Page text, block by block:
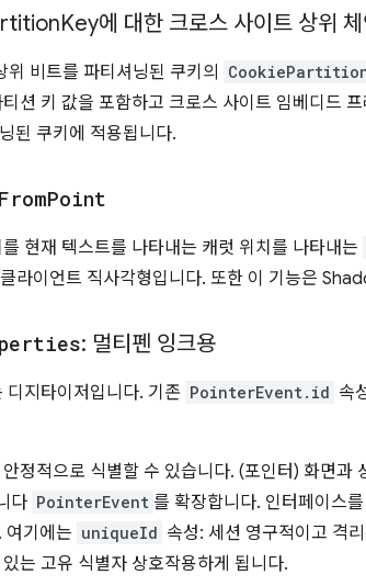
Key에 대한 크로스 사이트 상위
비트를 파티셔닝된 쿠키의
션 키 값을 포함하고 크로스 사이트 임베디드
된 쿠키에 적용됩니다.
FromPoint
현재 텍스트를 나타내는 캐럿 위치를 나타내는
라이언트 직사각형입니다. 또한 이 기능은
: 멀티펜 잉크용
디지타이저입니다. 기존 PointerEvent.id 속
정적으로 식별할 수 있습니다. (포인터) 화면과
다 PointerEvent 를 확장합니다. 인터페이스
여기에는 uniqueId 속성: 세션 영구적이고 격
는 고유 식별자 상호작용하게 됩니다.